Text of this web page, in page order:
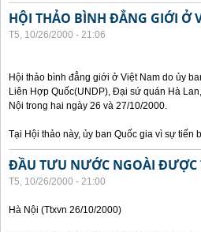
HỘI THẢO BÌNH ĐẲNG GIỚI Ở
T5, 10/26/2000 - 21:06
Hội thảo bình đẳng giới ở Việt Nam do ủy
Liên Hợp Quốc(UNDP), Đại sứ quán Hà
Nội trong hai ngày 26 và 27/10/2000.
Tại Hội thảo này, ủy ban Quốc gia vì sự tiến
ĐẦU TƯU NƯỚC NGOÀI
T5, 10/26/2000 - 21:00
Hà Nội (Ttxvn 26/10/2000)